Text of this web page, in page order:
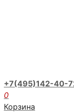
+7(495)142-40-
0
Корзина